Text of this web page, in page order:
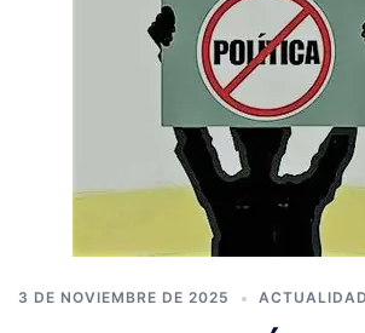
3 DE NOVIEMBRE DE 2025 ACTUALIDAD